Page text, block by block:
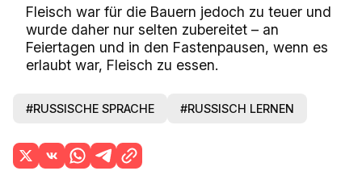
Fleisch war für die Bauern jedoch zu teuer und
wurde daher nur selten zubereitet – an
Feiertagen und in den Fastenpausen, wenn es
erlaubt war, Fleisch zu essen.
#RUSSISCHE SPRACHE #RUSSISCH LERNEN